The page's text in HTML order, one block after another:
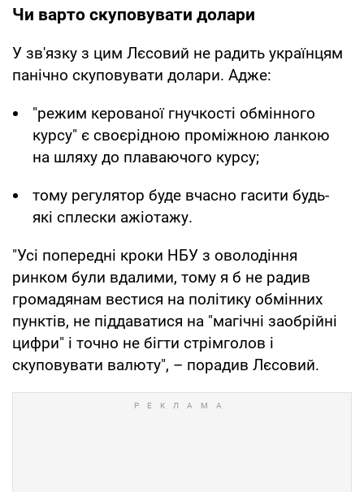
Чи варто скуповувати долари
У зв'язку з цим Лєсовий не радить українцям
панічно скуповувати долари. Адже:
"режим керованої гнучкості обмінного
курсу" є своєрідною проміжною ланкою
на шляху до плаваючого курсу;
тому регулятор буде вчасно гасити будь-
які сплески ажіотажу.
"Усі попередні кроки НБУ з оволодіння
ринком були вдалими, тому я б не радив
громадянам вестися на політику обмінних
пунктів, не піддаватися на "магічні заобрійні
цифри" і точно не бігти стрімголов і
скуповувати валюту", – порадив Лєсовий.